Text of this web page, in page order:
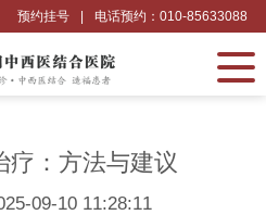
电话预约：010-85633088
预约挂号
疗：方法与建议
09-10 11:28:11